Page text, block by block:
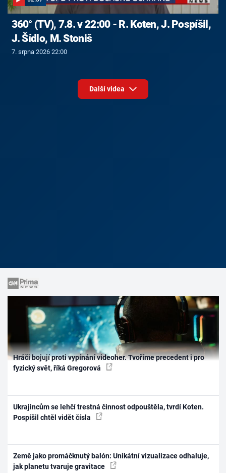
360° (TV), 7.8. v 22:00 - R. Koten, J. Pospíšil,
J. Šídlo, M. Stoniš
7. srpna 2026 22:00
Další videa
Hráči bojují proti vypínání videoher. Tvoříme precedent i pro
fyzický svět, říká Gregorová
Ukrajincům se lehčí trestná činnost odpouštěla, tvrdí Koten.
Pospíšil chtěl vidět čísla
Země jako promáčknutý balón: Unikátní vizualizace odhaluje,
jak planetu tvaruje gravitace